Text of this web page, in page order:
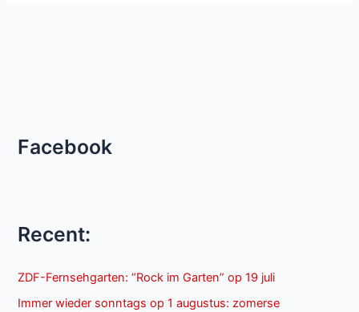
Facebook
Recent:
ZDF-Fernsehgarten: “Rock im Garten” op 19 juli
Immer wieder sonntags op 1 augustus: zomerse